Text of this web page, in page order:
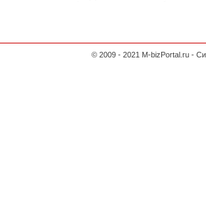
© 2009 - 2021 M-bizPortal.ru -